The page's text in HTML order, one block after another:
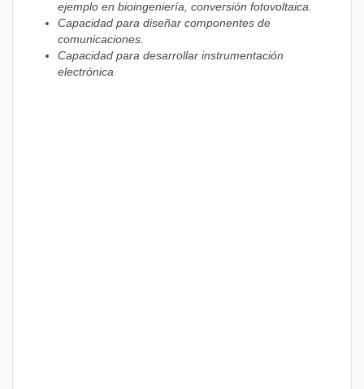
ejemplo en bioingeniería, conversión fotovoltaica.
Capacidad para diseñar componentes de
comunicaciones.
Capacidad para desarrollar instrumentación
electrónica